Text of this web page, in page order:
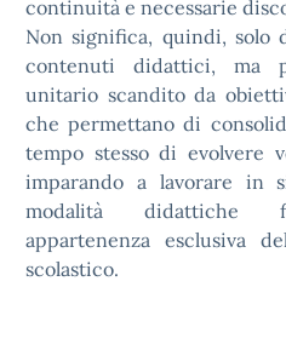
continuità e necessarie
Non significa, quindi, solo
contenuti didattici, ma
unitario scandito da
che permettano di
tempo stesso di evolvere
imparando a lavorare in
modalità
appartenenza esclusiva
scolastico.